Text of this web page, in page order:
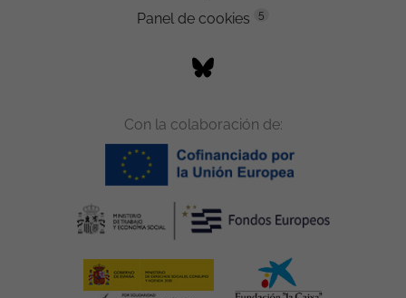
Panel de cookies
5
Con la colaboración de: